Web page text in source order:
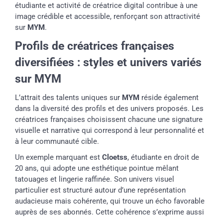
étudiante et activité de créatrice digital contribue à une
image crédible et accessible, renforçant son attractivité
sur MYM.
Profils de créatrices françaises
diversifiées : styles et univers variés
sur MYM
L’attrait des talents uniques sur MYM réside également
dans la diversité des profils et des univers proposés. Les
créatrices françaises choisissent chacune une signature
visuelle et narrative qui correspond à leur personnalité et
à leur communauté cible.
Un exemple marquant est Cloetss, étudiante en droit de
20 ans, qui adopte une esthétique pointue mêlant
tatouages et lingerie raffinée. Son univers visuel
particulier est structuré autour d’une représentation
audacieuse mais cohérente, qui trouve un écho favorable
auprès de ses abonnés. Cette cohérence s’exprime aussi